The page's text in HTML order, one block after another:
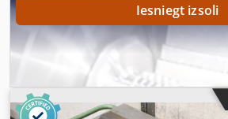
Iesniegt izsoli